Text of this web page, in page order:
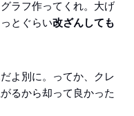
ラフ作ってくれ。大げ
とぐらい改ざんしても
よ別に。ってか、クレ
るから却って良かった